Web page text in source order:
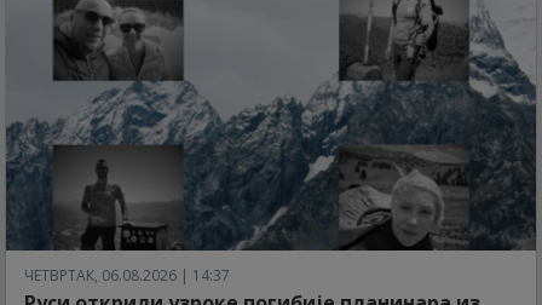
ЧЕТВРТАК, 06.08.2026 | 14:37